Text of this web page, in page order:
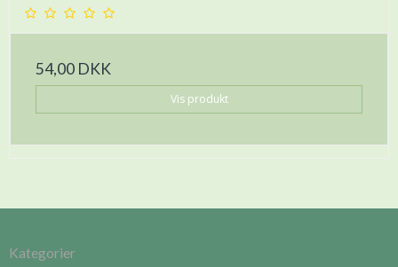
54,00 DKK
Vis produkt
Kategorier